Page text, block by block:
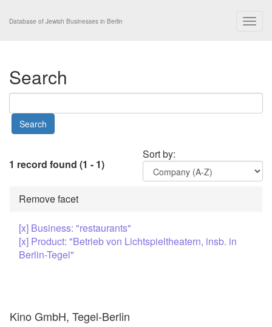
Database of Jewish Businesses in Berlin
Search
Sort by:
1 record found (1 - 1)
Remove facet
[x] Business: "restaurants"
[x] Product: "Betrieb von Lichtspieltheatern, insb. in
Berlin-Tegel"
Kino GmbH, Tegel-Berlin